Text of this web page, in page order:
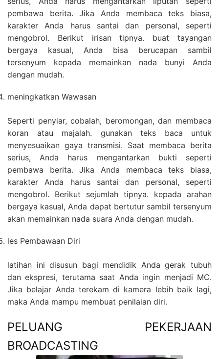
pembawa berita. Jika Anda membaca teks biasa,
karakter Anda harus santai dan personal, seperti
mengobrol. Berikut irisan tipnya. buat tayangan
bergaya kasual, Anda bisa berucapan sambil
tersenyum kepada memainkan nada bunyi Anda
dengan mudah.
meningkatkan Wawasan
Seperti penyiar, cobalah, beromongan, dan membaca
koran atau majalah. gunakan teks baca untuk
menyesuaikan gaya transmisi. Saat membaca berita
serius, Anda harus mengantarkan bukti seperti
pembawa berita. Jika Anda membaca teks biasa,
karakter Anda harus santai dan personal, seperti
mengobrol. Berikut sejumlah tipnya. kepada arahan
bergaya kasual, Anda dapat bertutur sambil tersenyum
akan memainkan nada suara Anda dengan mudah.
les Pembawaan Diri
latihan ini disusun bagi mendidik Anda gerak tubuh
dan ekspresi, terutama saat Anda ingin menjadi MC.
Jika belajar Anda terekam di kamera lebih baik lagi,
maka Anda mampu membuat penilaian diri.
PELUANG PEKERJAAN
BROADCASTING